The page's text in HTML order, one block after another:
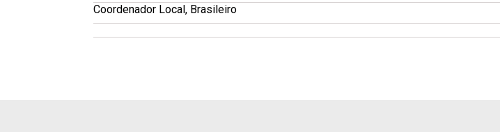
Coordenador Local, Brasileiro